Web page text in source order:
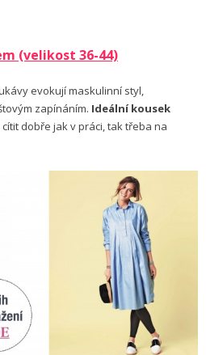
(velikost 36-44)
evokují maskulinní styl,
zapínáním. Ideální kousek
dobře jak v práci, tak třeba na